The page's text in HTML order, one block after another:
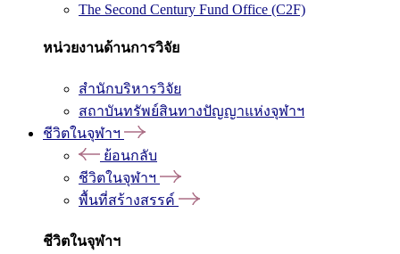
The Second Century Fund Office (C2F)
หน่วยงานด้านการวิจัย
สำนักบริหารวิจัย
สถาบันทรัพย์สินทางปัญญาแห่งจุฬาฯ
ชีวิตในจุฬาฯ
ย้อนกลับ
ชีวิตในจุฬาฯ
พื้นที่สร้างสรรค์
ชีวิตในจุฬาฯ